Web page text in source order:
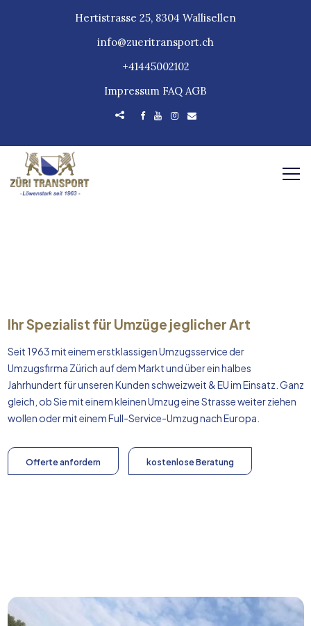
Hertistrasse 25, 8304 Wallisellen
info@zueritransport.ch
+41445002102
Impressum FAQ AGB
Ihr Spezialist für Umzüge jeglicher Art
Seit 1963 mit einem erstklassigen Umzugsservice der
Umzugsfirma Zürich auf dem Markt und über ein halbes
Jahrhundert für unseren Kunden schweizweit & EU im Einsatz. Ganz
gleich, ob Sie mit einem kleinen Umzug eine Strasse weiter ziehen
wollen oder mit einem Full-Service-Umzug nachEuropa
Offerte anfordern kostenlose Beratung